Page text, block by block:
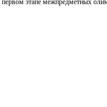
первом этапе межпредметных